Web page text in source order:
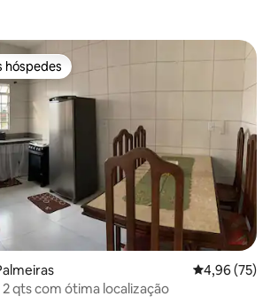
preferidos dos hóspedes
hóspedes
4,96 de uma
4,96 (75)
2 qts com ótima localização